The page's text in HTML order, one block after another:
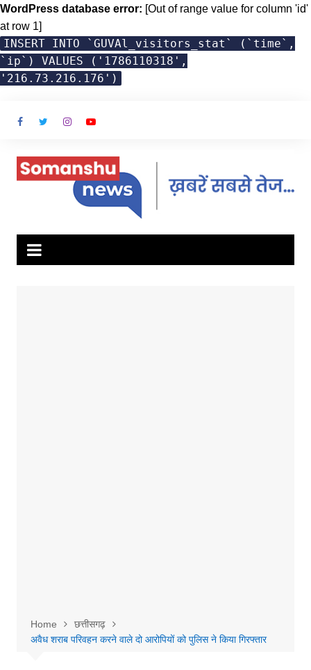
WordPress database error: [Out of range value for column 'id'
at row 1]
INSERT INTO `GUVAl_visitors_stat` (`time`,
`ip`) VALUES ('1786110318',
'216.73.216.176')
Home
छत्तीसगढ़
अवैध शराब परिवहन करने वाले दो आरोपियों को पुलिस ने किया गिरफ्तार